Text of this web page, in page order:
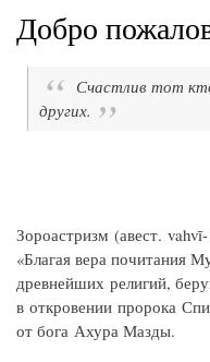
Добро
Счастлив тот
других.
Зороастризм (авест.
«Благая вера почитания
древнейших религий,
в откровении пророка
от бога Ахура Мазды.